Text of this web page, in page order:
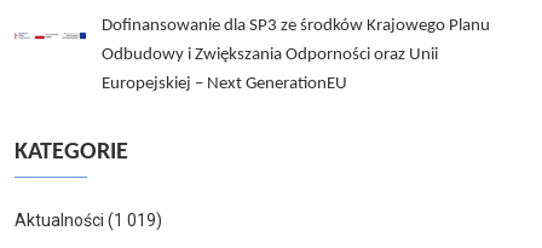
Dofinansowanie dla SP3 ze środków Krajowego Planu
Odbudowy i Zwiększania Odporności oraz Unii
Europejskiej – Next GenerationEU
KATEGORIE
Aktualności (1 019)